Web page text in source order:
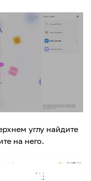
углу найдите
на него.